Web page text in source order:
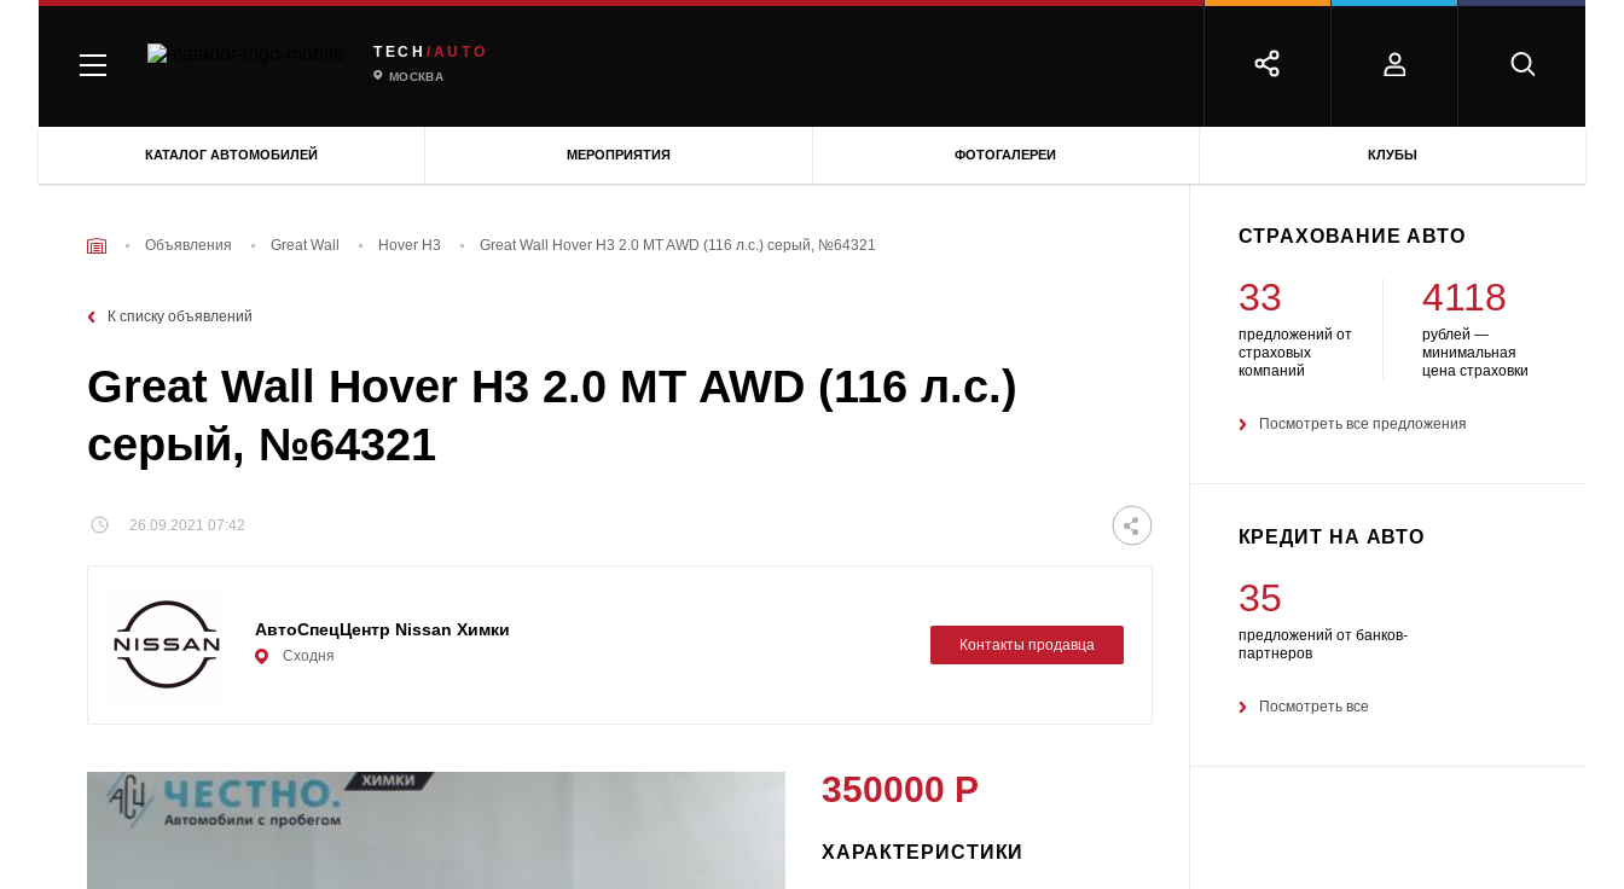
TECH /AUTO
МОСКВА
КАТАЛОГ АВТОМОБИЛЕЙ МЕРОПРИЯТИЯ ФОТОГАЛЕРЕИ КЛУБЫ
Объявления Great Wall Hover H3 Great Wall Hover H3 2.0 MT AWD (116 л.с.) серый, №64321
К списку объявлений
Great Wall Hover H3 2.0 MT AWD (116 л.с.)
серый, №64321
26.09.2021 07:42
АвтоСпецЦентр Nissan Химки
Сходня
Контакты продавца
350000 Р
ХАРАКТЕРИСТИКИ
СТРАХОВАНИЕ АВТО
33
предложений от
страховых
компаний
4118
рублей —
минимальная
цена страховки
Посмотреть все предложения
КРЕДИТ НА АВТО
35
предложений от банков-
партнеров
Посмотреть все